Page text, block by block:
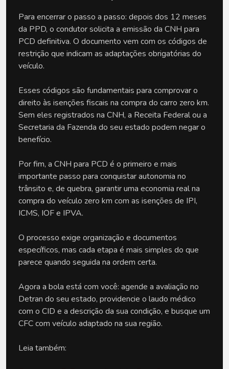
Para encerrar o passo a passo: depois dos 12 meses
da PPD, o condutor solicita a emissão da CNH para
PCD definitiva. O documento vem com os códigos de
restrição que indicam as adaptações obrigatórias do
veículo.
Esses códigos são fundamentais para comprovar o
direito às isenções fiscais na compra do carro zero km.
Sem eles registrados na CNH, a Receita Federal ou a
Secretaria da Fazenda do seu estado podem negar o
benefício.
Por fim, a CNH para PCD é o primeiro e mais
importante passo para conquistar autonomia no
trânsito e, de quebra, garantir uma economia real na
compra do veículo zero km com as isenções de IPI,
ICMS, IOF e IPVA.
O processo exige organização e documentos
específicos, mas cada etapa é mais simples do que
parece quando seguida na ordem certa.
Agora a bola está com você: agende a avaliação no
Detran do seu estado, providencie o laudo médico
com o CID e a descrição da sua condição, e busque um
CFC com veículo adaptado na sua região.
Leia também: